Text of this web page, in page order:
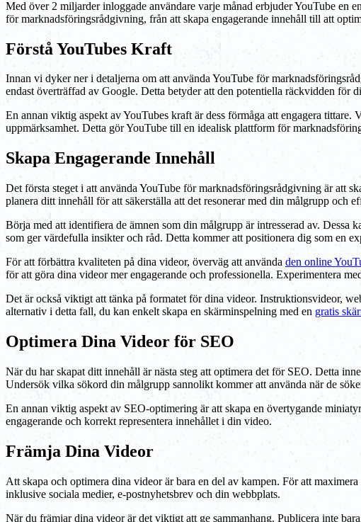
Med över 2 miljarder inloggade användare varje månad erbjuder YouTube en
för marknadsföringsrådgivning, från att skapa engagerande innehåll till att
Förstå YouTubes Kraft
Innan vi dyker ner i detaljerna om att använda YouTube för
endast överträffad av Google. Detta betyder att den potentiella räckvidden
En annan viktig aspekt av YouTubes kraft är dess förmåga att engagera
uppmärksamhet. Detta gör YouTube till en idealisk plattform för
Skapa Engagerande Innehåll
Det första steget i att använda YouTube för marknadsföringsrådgivning är att
planera ditt innehåll för att säkerställa att det resonerar med din målgrupp och
Börja med att identifiera de ämnen som din målgrupp är intresserad av.
som ger värdefulla insikter och råd. Detta kommer att positionera dig som en
För att förbättra kvaliteten på dina videor, överväg att använda den online
för att göra dina videor mer engagerande och professionella. Experimentera
Det är också viktigt att tänka på formatet för dina videor. Instruktionsvideor,
alternativ i detta fall, du kan enkelt skapa en skärminspelning med en gratis
Optimera Dina Videor för SEO
När du har skapat ditt innehåll är nästa steg att optimera det för SEO. Detta
Undersök vilka sökord din målgrupp sannolikt kommer att använda när de
En annan viktig aspekt av SEO-optimering är att skapa en övertygande
engagerande och korrekt representera innehållet i din video.
Främja Dina Videor
Att skapa och optimera dina videor är bara en del av kampen. För att
inklusive sociala medier, e-postnyhetsbrev och din webbplats.
När du främjar dina videor är det viktigt att ge sammanhang. Publicera inte